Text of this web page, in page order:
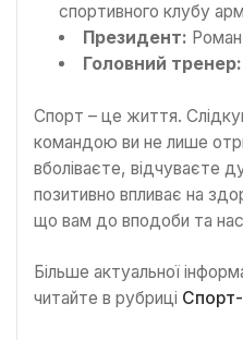
спортивного клубу
Президент:
Головний тренер:
Спорт – це життя.
командою ви не лише
вболіваєте, відчуваєте
позитивно впливає на
що вам до вподоби та
Більше актуальної
читайте в рубриці